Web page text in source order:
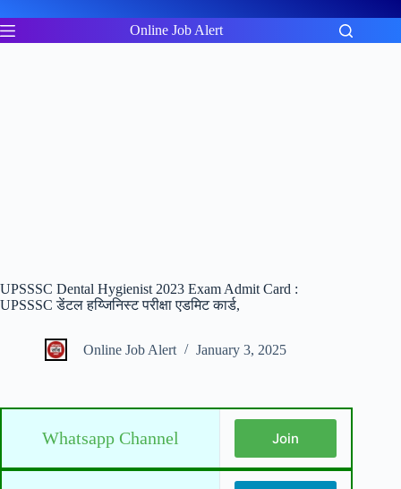
to
content
Online Job Alert
UPSSSC Dental Hygienist 2023 Exam Admit Card :
UPSSSC डेंटल हय्जिनिस्ट परीक्षा एडमिट कार्ड,
Online Job Alert January 3, 2025
Whatsapp Channel Join